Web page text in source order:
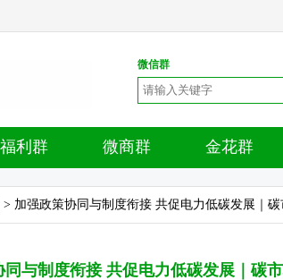
微信群
福利群 微商群 金花群
> 加强政策协同与制度衔接 共促电力低碳发展｜
同与制度衔接 共促电力低碳发展｜碳